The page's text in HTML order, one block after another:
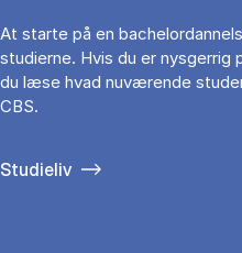
At starte på en
studierne. Hvis du er nysgerrig
du læse hvad nuværende
CBS.
Studieliv